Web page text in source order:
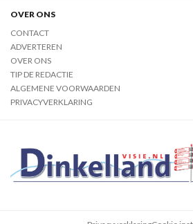
OVER ONS
CONTACT
ADVERTEREN
OVER ONS
TIP DE REDACTIE
ALGEMENE VOORWAARDEN
PRIVACYVERKLARING